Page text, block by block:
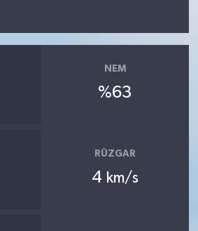
NEM
%63
RÜZGAR
4 km/s